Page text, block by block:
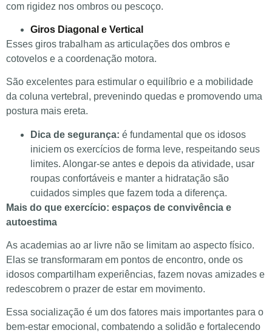
com rigidez nos ombros ou pescoço.
Giros Diagonal e Vertical
Esses giros trabalham as articulações dos ombros e
cotovelos e a coordenação motora.
São excelentes para estimular o equilíbrio e a mobilidade
da coluna vertebral, prevenindo quedas e promovendo uma
postura mais ereta.
Dica de segurança: é fundamental que os idosos
iniciem os exercícios de forma leve, respeitando seus
limites. Alongar-se antes e depois da atividade, usar
roupas confortáveis e manter a hidratação são
cuidados simples que fazem toda a diferença.
Mais do que exercício: espaços de convivência e
autoestima
As academias ao ar livre não se limitam ao aspecto físico.
Elas se transformaram em pontos de encontro, onde os
idosos compartilham experiências, fazem novas amizades e
redescobrem o prazer de estar em movimento.
Essa socialização é um dos fatores mais importantes para o
bem-estar emocional, combatendo a solidão e fortalecendo